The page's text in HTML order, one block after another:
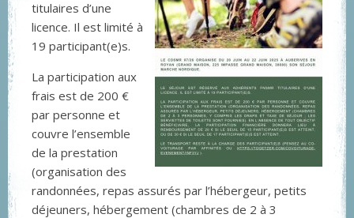
titulaires d’une
licence. Il est limité à
19 participant(e)s.
La participation aux
frais est de 200 €
par personne et
couvre l’ensemble
de la prestation
(organisation des
randonnées, repas assurés par l’hébergeur, petits
déjeuners, hébergement (chambres de 2 à 3